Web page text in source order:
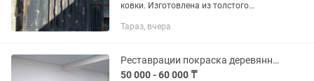
ковки. Изготовлена из толстого
Имеет оригинальный декоративный
Тараз, вчера
Реставрации покраска деревянных дверей
50 000 - 60 000 ₸